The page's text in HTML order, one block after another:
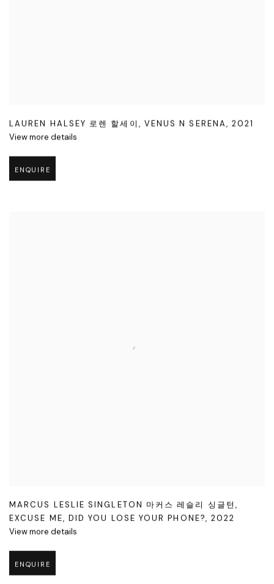
LAUREN HALSEY 로렌 할세이 , VENUS N SERENA,2021
View more details
ENQUIRE
MARCUS LESLIE SINGLETON 마커스 레슬리 싱글턴 ,
EXCUSE ME, DID YOU LOSE YOUR PHONE?, 2022
View more details
ENQUIRE